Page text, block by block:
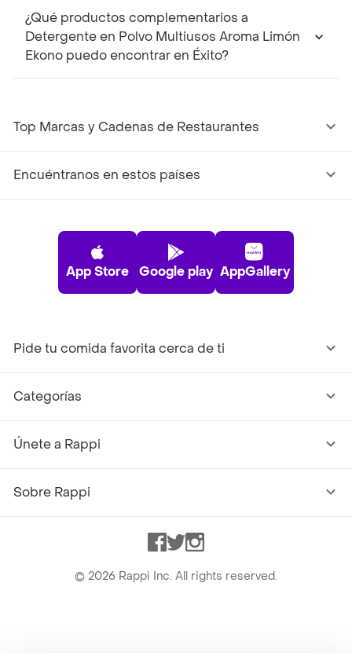
¿Qué productos complementarios a
Detergente en Polvo Multiusos Aroma Limón
Ekono puedo encontrar en Éxito?
Top Marcas y Cadenas de Restaurantes
Encuéntranos en estos países
App Store Google play AppGallery
Pide tu comida favorita cerca de ti
Categorías
Únete a Rappi
Sobre Rappi
Facebook
TwitterInstagram
© 2026 Rappi Inc. All rights reserved.